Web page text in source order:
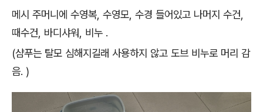
메시 주머니에 수영복, 수영모, 수경 들어있고 나머지 수건,
때수건, 바디샤워, 비누 .
(샴푸는 탈모 심해지길래 사용하지 않고 도브 비누로 머리 감
음. )